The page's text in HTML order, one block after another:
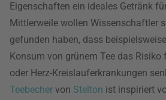
Eigenschaften ein ideales Getränk
Mittlerweile wollen Wissenschaftler
gefunden haben, dass
Konsum von grünem Tee das Risiko
oder Herz-Kreislauferkrankungen
Teebecher von Stelton ist inspiriert